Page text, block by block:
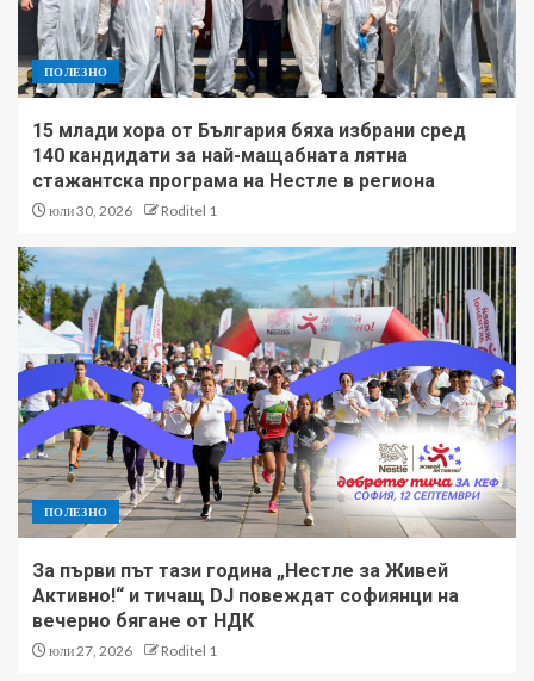
ПОЛЕЗНО
15 млади хора от България бяха избрани сред
140 кандидати за най-мащабната лятна
стажантска програма на Нестле в региона
юли 30, 2026 Roditel 1
ПОЛЕЗНО
За първи път тази година „Нестле за Живей
Активно!“ и тичащ DJ повеждат софиянци на
вечерно бягане от НДК
юли 27, 2026 Roditel 1